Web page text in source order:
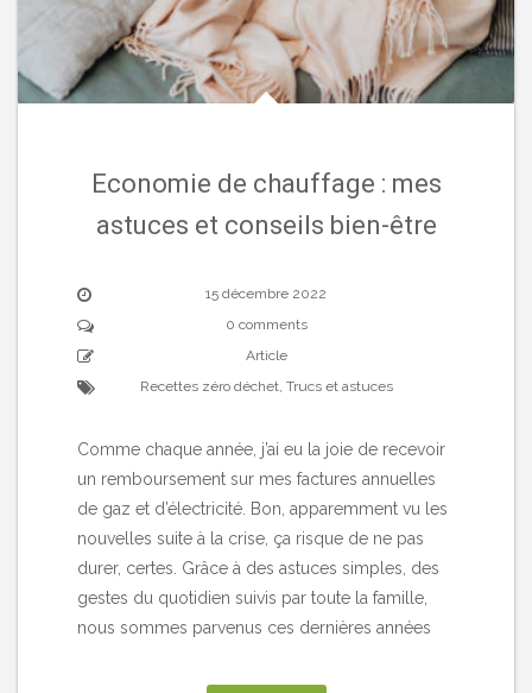
Economie de chauffage : mes
astuces et conseils bien-être
15 décembre 2022
0 comments
Article
Recettes zéro déchet, Trucs et astuces
Comme chaque année, j’ai eu la joie de recevoir
un remboursement sur mes factures annuelles
de gaz et d’électricité. Bon, apparemment vu les
nouvelles suite à la crise, ça risque de ne pas
durer, certes. Grâce à des astuces simples, des
gestes du quotidien suivis par toute la famille,
nous sommes parvenus ces dernières années